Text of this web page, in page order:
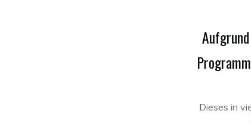
Dieses in